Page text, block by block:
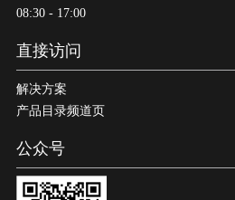
08:30 - 17:00
直接访问
解决方案
产品目录频道页
公众号